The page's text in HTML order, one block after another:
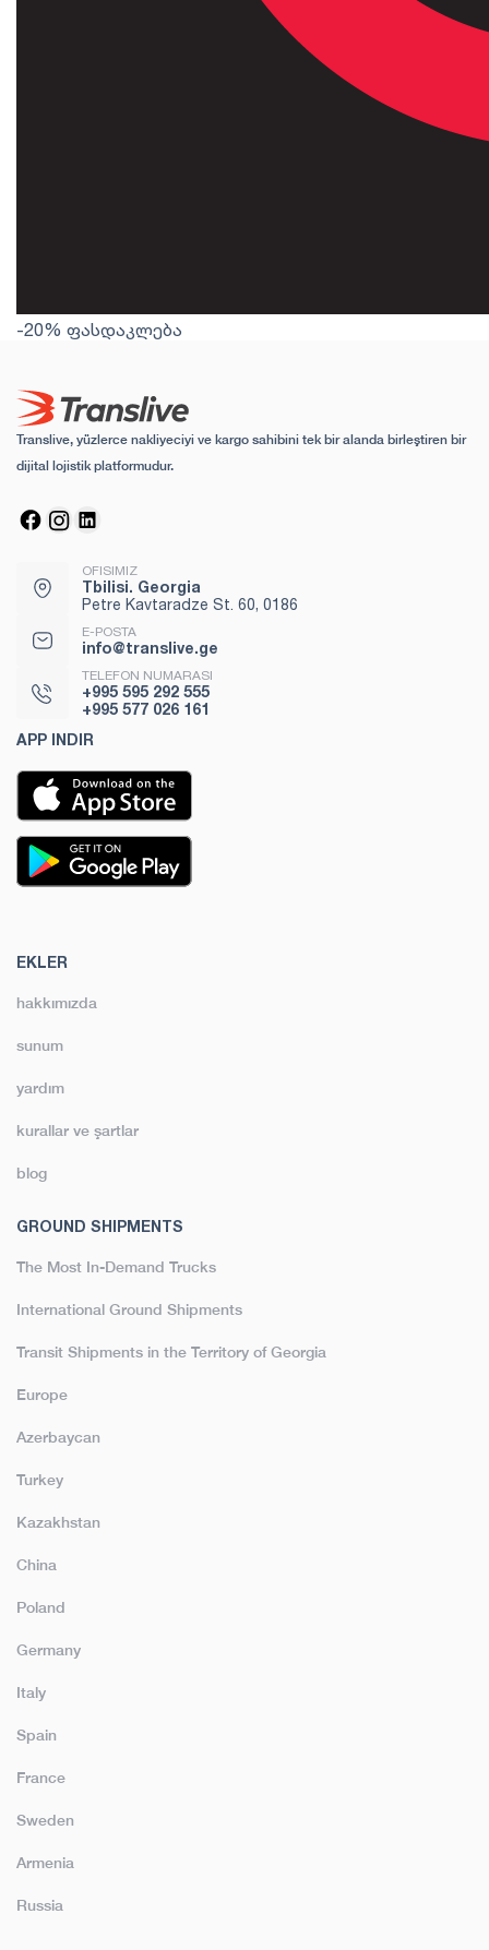
-20% ფასდაკლება
Translive, yüzlerce nakliyeciyi ve kargo sahibini tek bir alanda birleştiren bir
dijital lojistik platformudur.
OFISIMIZ
Tbilisi. Georgia
Petre Kavtaradze St. 60, 0186
E-POSTA
info@translive.ge
TELEFON NUMARASI
+995 595 292 555
+995 577 026 161
APP INDIR
EKLER
hakkımızda
sunum
yardım
kurallar ve şartlar
blog
GROUND SHIPMENTS
The Most In-Demand Trucks
International Ground Shipments
Transit Shipments in the Territory of Georgia
Europe
Azerbaycan
Turkey
Kazakhstan
China
Poland
Germany
Italy
Spain
France
Sweden
Armenia
Russia